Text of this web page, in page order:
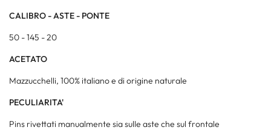
CALIBRO - ASTE - PONTE
50 - 145 - 20
ACETATO
Mazzucchelli, 100% italiano e di origine naturale
PECULIARITA'
Pins rivettati manualmente sia sulle aste che sul frontale